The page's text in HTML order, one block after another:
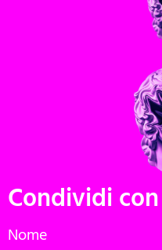
Condividi
Nome